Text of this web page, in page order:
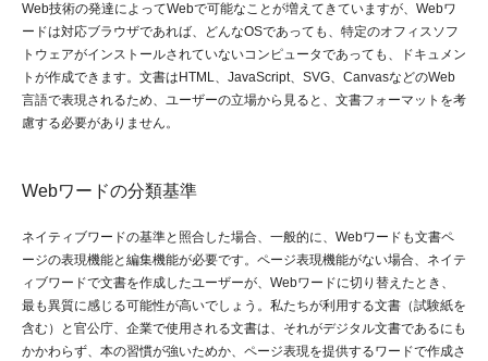
Web技術の発達によってWebで可能なことが増えてきていますが、Webワ
ードは対応ブラウザであれば、どんなOSであっても、特定のオフィスソフ
トウェアがインストールされていないコンピュータであっても、ドキュメン
トが作成できます。文書はHTML、JavaScript、SVG、CanvasなどのWeb
言語で表現されるため、ユーザーの立場から見ると、文書フォーマットを考
慮する必要がありません。
Webワードの分類基準
ネイティブワードの基準と照合した場合、一般的に、Webワードも文書ペ
ージの表現機能と編集機能が必要です。ページ表現機能がない場合、ネイテ
ィブワードで文書を作成したユーザーが、Webワードに切り替えたとき、
最も異質に感じる可能性が高いでしょう。私たちが利用する文書（試験紙を
含む）と官公庁、企業で使用される文書は、それがデジタル文書であるにも
かかわらず、本の習慣が強いためか、ページ表現を提供するワードで作成さ